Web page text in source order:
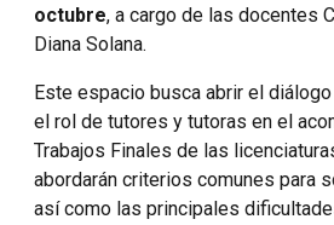
octubre, a cargo de las docentes
Diana Solana.
Este espacio busca abrir el
el rol de tutores y tutoras en el
Trabajos Finales de las
abordarán criterios comunes para
así como las principales